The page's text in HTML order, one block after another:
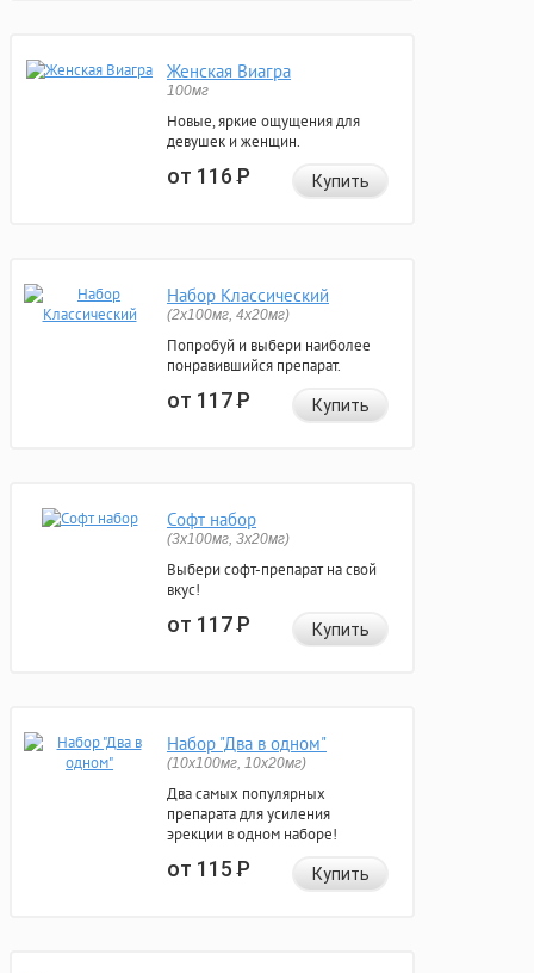
Женская Виагра
100мг
Новые, яркие ощущения для
девушек и женщин.
от 116Р Купить
Набор Классический
(2x100мг, 4x20мг)
Попробуй и выбери наиболее
понравившийся препарат.
от 117Р Купить
Софт набор
(3x100мг, 3x20мг)
Выбери софт-препарат на свой
вкус!
от 117Р Купить
Набор "Два в одном"
(10x100мг, 10x20мг)
Два самых популярных
препарата для усиления
эрекции в одном наборе!
от 115Р Купить